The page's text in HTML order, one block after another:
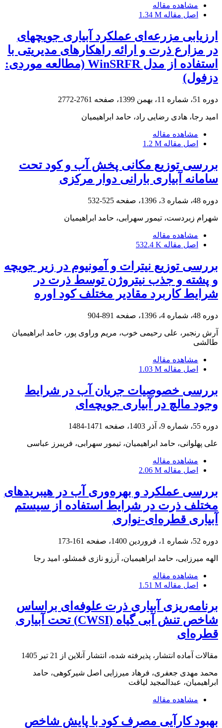
مشاهده مقاله
اصل مقاله 1.34 M
ارزیابی مزرعه‌ای عملکرد آبیاری جویچه‏ای
در مزارع ذرت و ارائه راهکار‏های مدیریتی با
استفاده از مدل WinSRFR (مطالعه موردی:
دزفول)
دوره 51، شماره 11، بهمن 1399، صفحه 2761-2772
امید رجا، هادی رضایی راد، حامد ابراهیمیان
مشاهده مقاله
اصل مقاله 1.2 M
بررسی توزیع مکانی پخش آب و کود تحت
سامانه آبیاری بارانی دوار مرکزی
دوره 48، شماره 3، 1396، صفحه 525-532
شهرام زبردست، تیمور سهرابی، حامد ابراهیمیان
مشاهده مقاله
اصل مقاله 532.4 K
بررسی توزیع نیترات و آمونیوم در زیر جویچه
و پشته و جذب نیتروژن توسط ذرت در
شرایط کاربرد مقادیر مختلف کود اوره
دوره 48، شماره 4، 1396، صفحه 891-904
آرش رنجبر، علی رحیمی خوب، مریم وراوی پور، حامد ابراهیمیان
طالشی
مشاهده مقاله
اصل مقاله 1.03 M
بررسی خصوصیات جریان آب در شرایط
وجود مالچ در آبیاری جویچه‌ای
دوره 55، شماره 9، آذر 1403، صفحه 1471-1484
علی پهلوانی، حامد ابراهیمیان، تیمور سهرابی، فریبرز عباسی
مشاهده مقاله
اصل مقاله 2.06 M
بررسی عملکرد و بهره‌وری آب در هیبریدهای
مختلف ذرت در شرایط استفاده از سیستم
آبیاری قطره‌ای-نواری
دوره 52، شماره 1، فروردین 1400، صفحه 161-173
الهه میرزایی، حامد ابراهیمیان، آرزو نازی قمشلو، امید رجا
مشاهده مقاله
اصل مقاله 1.51 M
برنامه‌ریزی آبیاری ذرت علوفه‌ای براساس
شاخص تنش آبی گیاه (CWSI) تحت آبیاری
قطره‌ای
مقالات آماده انتشار، پذیرفته شده، انتشار آنلاین از 21 تیر 1405
محمد مهدی جعفری، فرهاد میرزایی اصل شیرکوهی، حامد
ابراهیمیان، عبدالمجید لیاقت
مشاهده مقاله
بهبود کارآیی مصرف کود با پایش شاخص